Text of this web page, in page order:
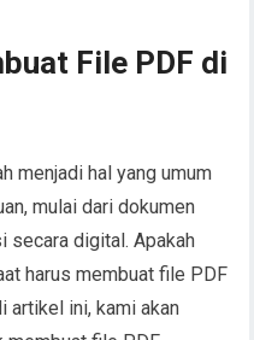
File PDF di
menjadi hal yang umum
mulai dari dokumen
secara digital. Apakah
harus membuat file PDF
artikel ini, kami akan